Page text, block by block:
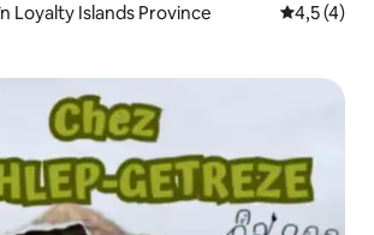
Loyalty Islands Province Scor
4,5 (4)